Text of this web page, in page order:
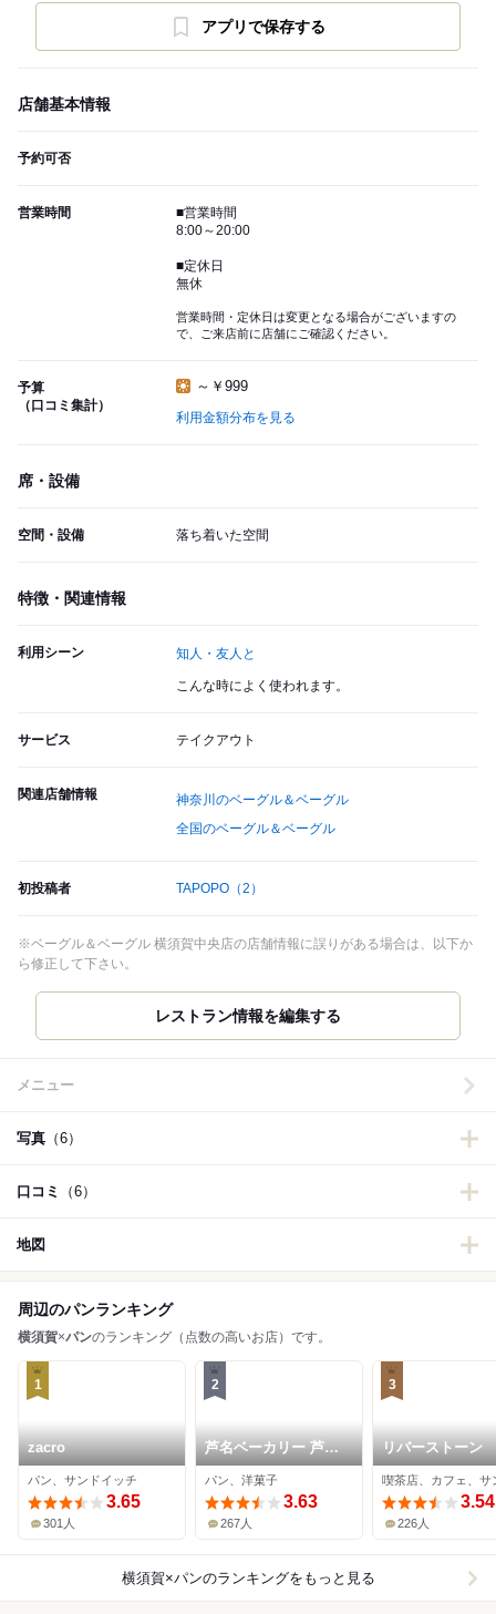
アプリで保存する
店舗基本情報
予約可否
営業時間
■営業時間
8:00～20:00
■定休日
無休
営業時間・定休日は変更となる場合がございますの
で、ご来店前に店舗にご確認ください。
予算
（口コミ集計）
～￥999
利用金額分布を見る
席・設備
空間・設備 落ち着いた空間
特徴・関連情報
利用シーン 知人・友人と
こんな時によく使われます。
サービス テイクアウト
関連店舗情報
神奈川のベーグル＆ベーグル
全国のベーグル＆ベーグル
初投稿者 TAPOPO （2）
※ベーグル＆ベーグル 横須賀中央店の店舗情報に誤りがある場合は、以下か
ら修正して下さい。
レストラン情報を編集する
メニュー
写真 （6）
口コミ （6）
地図
周辺のパンランキング
横須賀×パンのランキング（点数の高いお店）です。
1
zacro
パン、サンドイッチ
3.65
301人
2
芦名ベーカリー 芦兵
衛
パン、洋菓子
3.63
267人
3
リバーストーン
3.54
226人
横須賀×パンのランキングをもっと見る